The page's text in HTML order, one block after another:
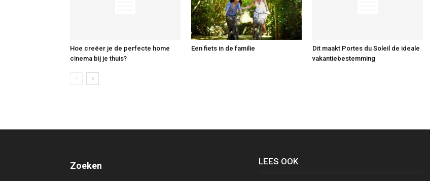
Hoe creëer je de perfecte home
cinema bij je thuis?
Een fiets in de familie
Dit maakt Portes du Soleil de ideale
vakantiebestemming
Zoeken LEES OOK